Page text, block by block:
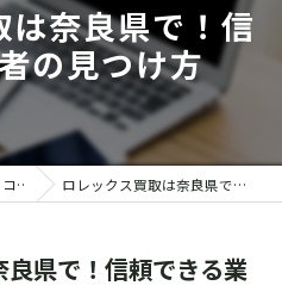
は奈良県で！信
の見つけ方
コラム ロレックス買取は奈良県で！信頼できる業者の見つけ方
良県で！信頼できる業